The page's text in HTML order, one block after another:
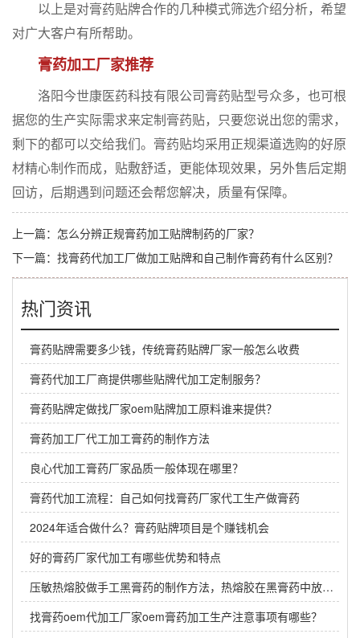
以上是对膏药贴牌合作的几种模式筛选介绍分析，希望
对广大客户有所帮助。
膏药加工厂家推荐
洛阳今世康医药科技有限公司膏药贴型号众多，也可根
据您的生产实际需求来定制膏药贴，只要您说出您的需求，
剩下的都可以交给我们。膏药贴均采用正规渠道选购的好原
材精心制作而成，贴敷舒适，更能体现效果，另外售后定期
回访，后期遇到问题还会帮您解决，质量有保障。
上一篇： 怎么分辨正规膏药加工贴牌制药的厂家？
下一篇： 找膏药代加工厂做加工贴牌和自己制作膏药有什么区别？
热门资讯
膏药贴牌需要多少钱，传统膏药贴牌厂家一般怎么收费
膏药代加工厂商提供哪些贴牌代加工定制服务？
膏药贴牌定做找厂家oem贴牌加工原料谁来提供？
膏药加工厂代工加工膏药的制作方法
良心代加工膏药厂家品质一般体现在哪里？
膏药代加工流程：自己如何找膏药厂家代工生产做膏药
2024年适合做什么？膏药贴牌项目是个赚钱机会
好的膏药厂家代加工有哪些优势和特点
压敏热熔胶做手工黑膏药的制作方法，热熔胶在黑膏药中放多少？
找膏药oem代加工厂家oem膏药加工生产注意事项有哪些？